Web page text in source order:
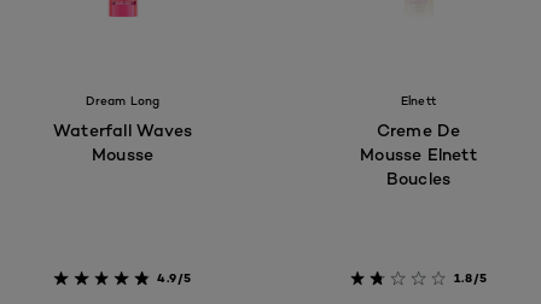
Dream Long
Waterfall Waves
Mousse
4.9/5
Elnett
Creme De
Mousse Elnett
Boucles
1.8/5